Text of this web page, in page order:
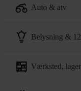
auto & atv
belysning &
værksted,